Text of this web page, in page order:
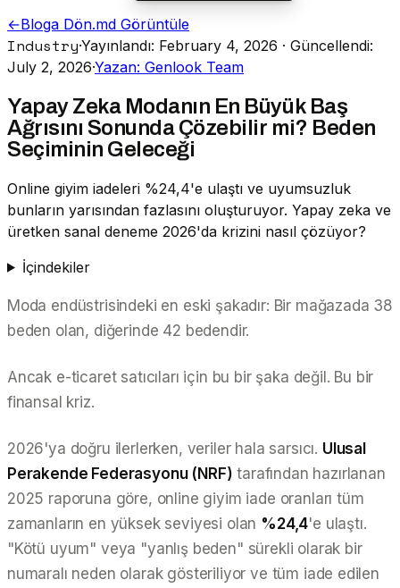
←Bloga Dön.md Görüntüle
Industry·Yayınlandı: February 4, 2026 · Güncellendi:
July 2, 2026·Yazan: Genlook Team
Yapay Zeka Modanın En Büyük Baş
Ağrısını Sonunda Çözebilir mi? Beden
Seçiminin Geleceği
Online giyim iadeleri %24,4'e ulaştı ve uyumsuzluk
bunların yarısından fazlasını oluşturuyor. Yapay zeka ve
üretken sanal deneme 2026'da krizini nasıl çözüyor?
İçindekiler
Moda endüstrisindeki en eski şakadır: Bir mağazada 38
beden olan, diğerinde 42 bedendir.
Ancak e-ticaret satıcıları için bu bir şaka değil. Bu bir
finansal kriz.
2026'ya doğru ilerlerken, veriler hala sarsıcı. Ulusal
Perakende Federasyonu (NRF) tarafından hazırlanan
2025 raporuna göre, online giyim iade oranları tüm
zamanların en yüksek seviyesi olan %24,4'e ulaştı.
"Kötü uyum" veya "yanlış beden" sürekli olarak bir
numaralı neden olarak gösteriliyor ve tüm iade edilen